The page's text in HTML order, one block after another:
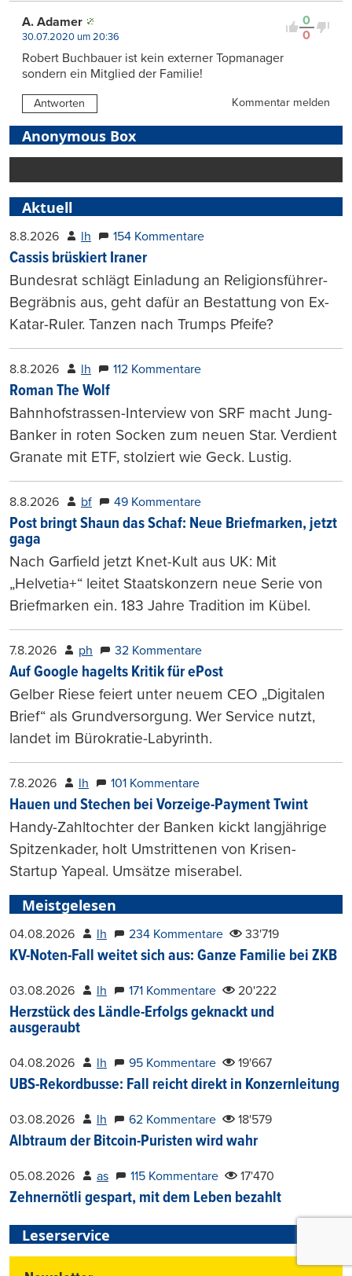
0
0
A. Adamer
30.07.2020 um 20:36
Robert Buchbauer ist kein externer Topmanager
sondern ein Mitglied der Familie!
Antworten Kommentar melden
Anonymous Box
Aktuell
8.8.2026 lh 154 Kommentare
Cassis brüskiert Iraner
Bundesrat schlägt Einladung an Religionsführer-
Begräbnis aus, geht dafür an Bestattung von Ex-
Katar-Ruler. Tanzen nach Trumps Pfeife?
8.8.2026 lh 112 Kommentare
Roman The Wolf
Bahnhofstrassen-Interview von SRF macht Jung-
Banker in roten Socken zum neuen Star. Verdient
Granate mit ETF, stolziert wie Geck. Lustig.
8.8.2026 bf 49 Kommentare
Post bringt Shaun das Schaf: Neue Briefmarken, jetzt
gaga
Nach Garfield jetzt Knet-Kult aus UK: Mit
„Helvetia+“ leitet Staatskonzern neue Serie von
Briefmarken ein. 183 Jahre Tradition im Kübel.
7.8.2026 ph 32 Kommentare
Auf Google hagelts Kritik für ePost
Gelber Riese feiert unter neuem CEO „Digitalen
Brief“ als Grundversorgung. Wer Service nutzt,
landet im Bürokratie-Labyrinth.
7.8.2026 lh 101 Kommentare
Hauen und Stechen bei Vorzeige-Payment Twint
Handy-Zahltochter der Banken kickt langjährige
Spitzenkader, holt Umstrittenen von Krisen-
Startup Yapeal. Umsätze miserabel.
Meistgelesen
04.08.2026 lh 234 Kommentare 33'719
KV-Noten-Fall weitet sich aus: Ganze Familie bei ZKB
03.08.2026 lh 171 Kommentare 20'222
Herzstück des Ländle-Erfolgs geknackt und
ausgeraubt
04.08.2026 lh 95 Kommentare 19'667
UBS-Rekordbusse: Fall reicht direkt in Konzernleitung
03.08.2026 lh 62 Kommentare 18'579
Albtraum der Bitcoin-Puristen wird wahr
05.08.2026 as 115 Kommentare 17'470
Zehnernötli gespart, mit dem Leben bezahlt
Leserservice